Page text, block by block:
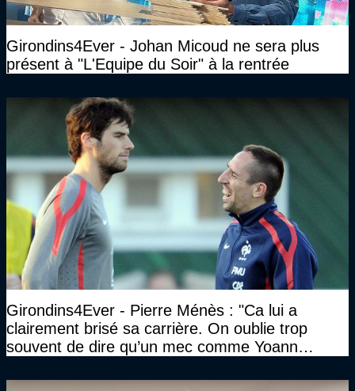
Girondins4Ever - Johan Micoud ne sera plus
présent à "L'Equipe du Soir" à la rentrée
Girondins4Ever - Pierre Ménès : "Ca lui a
clairement brisé sa carrière. On oublie trop
souvent de dire qu’un mec comme Yoann